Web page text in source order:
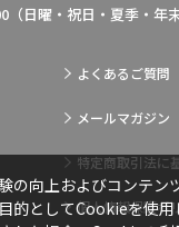
（日曜・祝日・夏季・年
よくあるご質問
メールマガジン
特定商取引法に
個人情報保護ポ
の向上およびコンテン
的としてCookieを使用